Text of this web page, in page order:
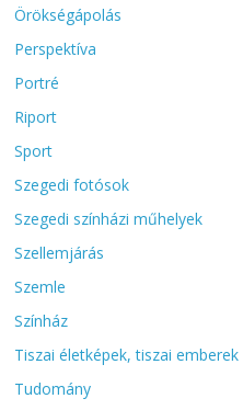
Örökségápolás
Perspektíva
Portré
Riport
Sport
Szegedi fotósok
Szegedi színházi műhelyek
Szellemjárás
Szemle
Színház
Tiszai életképek, tiszai emberek
Tudomány